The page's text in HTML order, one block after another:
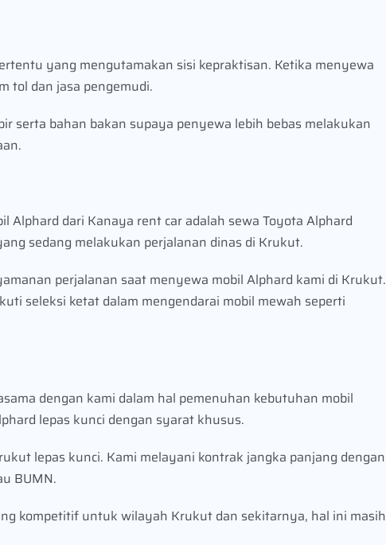
yang mengutamakan sisi kepraktisan. Ketika menyewa
tol dan jasa pengemudi.
serta bahan bakan supaya penyewa lebih bebas melakukan
dari Kanaya rent car adalah sewa Toyota Alphard
sedang melakukan perjalanan dinas di Krukut.
perjalanan saat menyewa mobil Alphard kami di Krukut.
seleksi ketat dalam mengendarai mobil mewah seperti
dengan kami dalam hal pemenuhan kebutuhan mobil
lepas kunci dengan syarat khusus.
lepas kunci. Kami melayani kontrak jangka panjang dengan
BUMN.
kompetitif untuk wilayah Krukut dan sekitarnya, hal ini masih